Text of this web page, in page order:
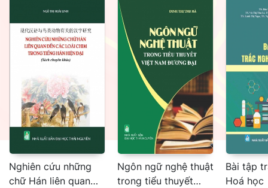
xây dựng cộng đồng bền vững tại Hà Giang.
Nghiên cứu những
chữ Hán liên quan
Ngôn ngữ nghệ thuật
trong tiểu thuyết
Bài tập
Hoá học